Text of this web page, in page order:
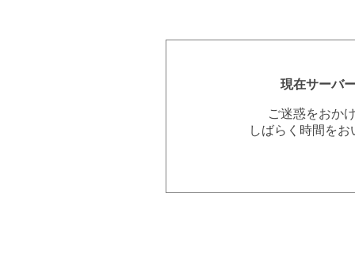
現在サーバ
ご迷惑をおか
しばらく時間を